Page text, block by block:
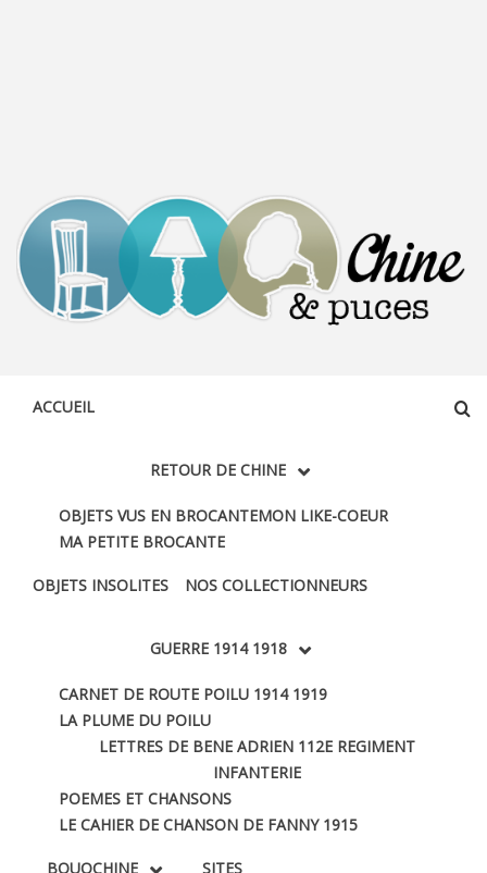
ACCUEIL
RETOUR DE CHINE
OBJETS VUS EN BROCANTEMON LIKE-COEUR
MA PETITE BROCANTE
OBJETS INSOLITES NOS COLLECTIONNEURS
GUERRE 1914 1918
CARNET DE ROUTE POILU 1914 1919
LA PLUME DU POILU
LETTRES DE BENE ADRIEN 112E REGIMENT
INFANTERIE
POEMES ET CHANSONS
LE CAHIER DE CHANSON DE FANNY 1915
BOUQCHINE SITES